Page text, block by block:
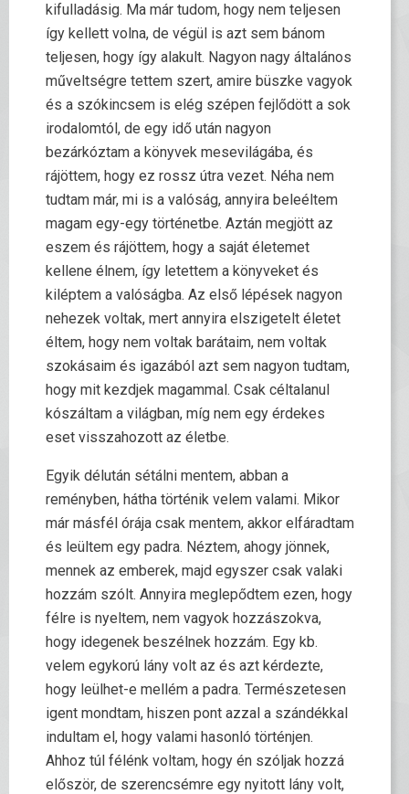
kifulladásig. Ma már tudom, hogy nem teljesen
így kellett volna, de végül is azt sem bánom
teljesen, hogy így alakult. Nagyon nagy általános
műveltségre tettem szert, amire büszke vagyok
és a szókincsem is elég szépen fejlődött a sok
irodalomtól, de egy idő után nagyon
bezárkóztam a könyvek mesevilágába, és
rájöttem, hogy ez rossz útra vezet. Néha nem
tudtam már, mi is a valóság, annyira beleéltem
magam egy-egy történetbe. Aztán megjött az
eszem és rájöttem, hogy a saját életemet
kellene élnem, így letettem a könyveket és
kiléptem a valóságba. Az első lépések nagyon
nehezek voltak, mert annyira elszigetelt életet
éltem, hogy nem voltak barátaim, nem voltak
szokásaim és igazából azt sem nagyon tudtam,
hogy mit kezdjek magammal. Csak céltalanul
kószáltam a világban, míg nem egy érdekes
eset visszahozott az életbe.
Egyik délután sétálni mentem, abban a
reményben, hátha történik velem valami. Mikor
már másfél órája csak mentem, akkor elfáradtam
és leültem egy padra. Néztem, ahogy jönnek,
mennek az emberek, majd egyszer csak valaki
hozzám szólt. Annyira meglepődtem ezen, hogy
félre is nyeltem, nem vagyok hozzászokva,
hogy idegenek beszélnek hozzám. Egy kb.
velem egykorú lány volt az és azt kérdezte,
hogy leülhet-e mellém a padra. Természetesen
igent mondtam, hiszen pont azzal a szándékkal
indultam el, hogy valami hasonló történjen.
Ahhoz túl félénk voltam, hogy én szóljak hozzá
először, de szerencsémre egy nyitott lány volt,